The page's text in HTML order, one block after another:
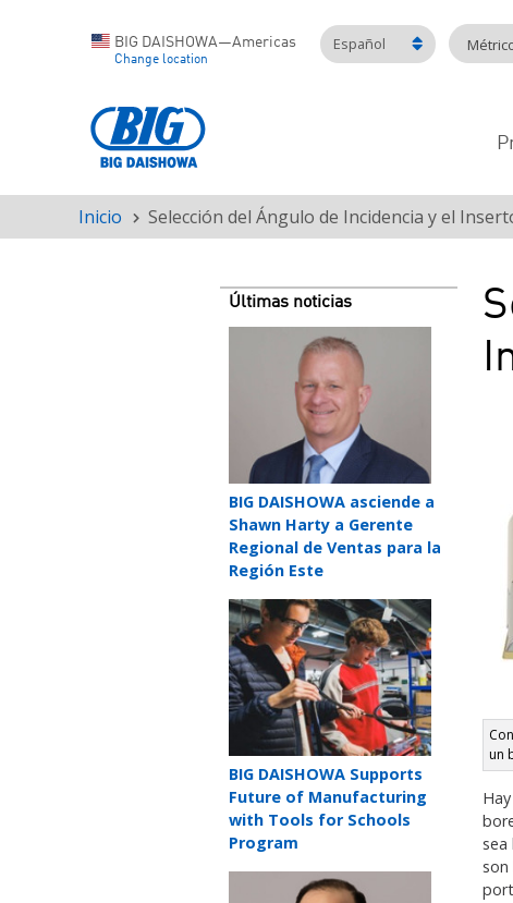
BIG DAISHOWA—Americas
Change location
Español
Ruta
de
Inicio Selección del Ángulo de Incidencia y el
Últimas noticias
Teaser
title
BIG DAISHOWA asciende a
Shawn Harty a Gerente
Regional de Ventas para la
Región Este
Teaser
image
Teaser
title
BIG DAISHOWA Supports
Future of Manufacturing
with Tools for Schools
Program
un